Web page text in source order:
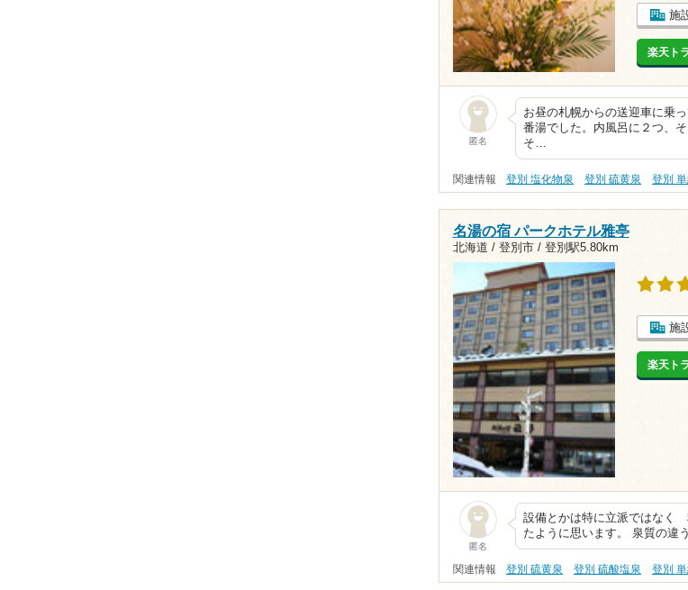
施
楽天ト
匿名
お昼の札幌からの送迎車に乗
番湯でした。内風呂に２つ、
そ…
関連情報 登別 塩化物泉 登別 硫黄泉 登別
名湯の宿 パークホテル雅亭
北海道 / 登別市 / 登別駅5.80km
施
楽天ト
匿名
設備とかは特に立派ではなく
たように思います。 泉質の違
関連情報 登別 硫黄泉 登別 硫酸塩泉 登別